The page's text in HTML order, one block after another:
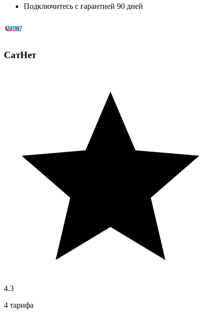
Подключитесь с гарантией 90 дней
СатНет
4.3
4 тарифа